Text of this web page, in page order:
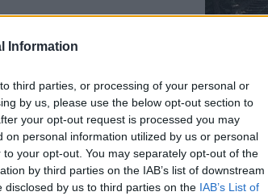
Information
third parties, or processing of your personal or
by us, please use the below opt-out section to
your opt-out request is processed you may
personal information utilized by us or personal
your opt-out. You may separately opt-out of the
by third parties on the IAB’s list of downstream
by us to third parties on the IAB’s List of
A gödi Duna-